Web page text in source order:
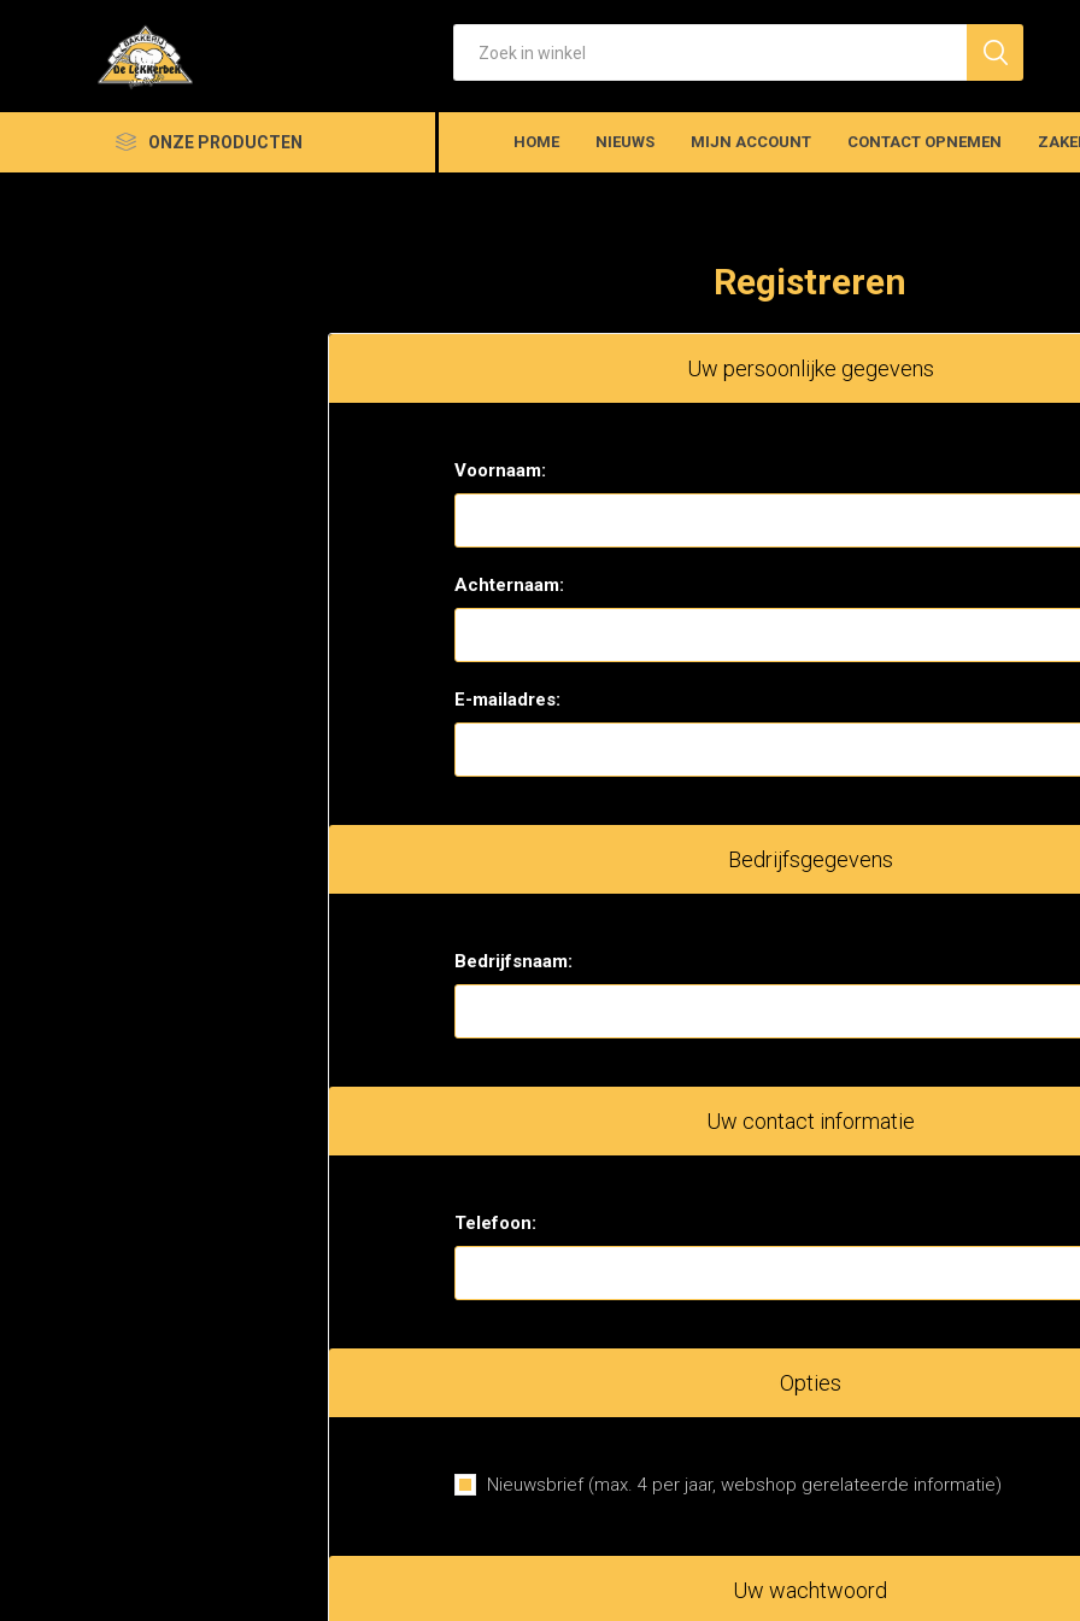
ONZE PRODUCTEN HOME NIEUWS MIJN ACCOUNT CONTACT OPNEMEN
Registreren
Uw persoonlijke gegevens
Voornaam:
Achternaam:
E-mailadres:
Bedrijfsgegevens
Bedrijfsnaam:
Uw contact informatie
Telefoon:
Opties
Nieuwsbrief (max. 4 per jaar, webshop gerelateerde informatie)
Uw wachtwoord